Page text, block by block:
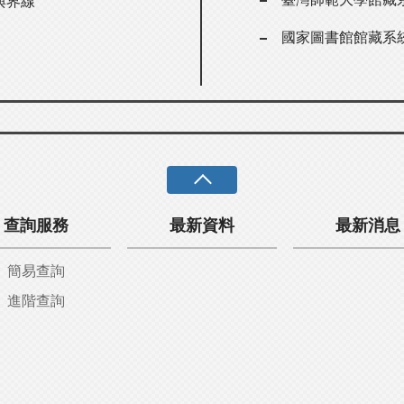
國家圖書館館藏系
查詢服務
簡易查詢
進階查詢
最新資料 最新消息